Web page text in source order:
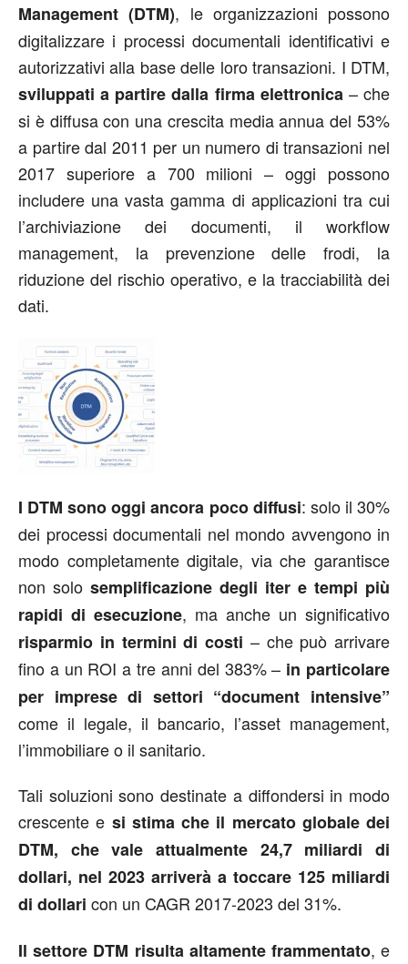
Management (DTM), le organizzazioni possono
digitalizzare i processi documentali identificativi e
autorizzativi alla base delle loro transazioni. I DTM,
sviluppati a partire dalla firma elettronica– che
si è diffusa con una crescita media annua del 53%
a partire dal 2011 per un numero di transazioni nel
2017 superiore a 700 milioni – oggi possono
includere una vasta gamma di applicazioni tra cui
l’archiviazione dei documenti, il workflow
management, la prevenzione delle frodi, la
riduzione del rischio operativo, e la tracciabilità dei
dati.
I DTM sono oggi ancora poco diffusi: solo il 30%
dei processi documentali nel mondo avvengono in
modo completamente digitale, via che garantisce
non solo semplificazione degli iter e tempi più
rapidi di esecuzione, ma anche un significativo
risparmio in termini di costi – che può arrivare
fino a un ROI a tre anni del 383% – in particolare
per imprese di settori “document intensive”
come il legale, il bancario, l’asset management,
l’immobiliare o il sanitario.
Tali soluzioni sono destinate a diffondersi in modo
crescente e si stima che il mercato globale dei
DTM, che vale attualmente 24,7 miliardi di
dollari, nel 2023 arriverà a toccare 125 miliardi
di dollari con un CAGR 2017-2023 del 31%.
Il settore DTM risulta altamente frammentato, e